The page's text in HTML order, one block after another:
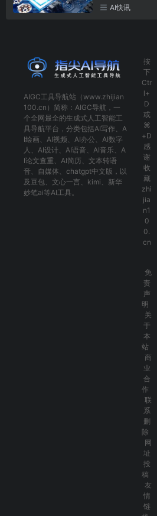
AI快讯
AIGC工具导航站（www.zhijian
100.cn）简称： AIGC导航 ，一
个全网最全的生成式人工智能工
具导航平台，分类包括AI写作 、 A
I绘画 、 AI视频 、 AI办公 、 AI数字
人 、 AI设计、 AI语音、 AI音乐、 A
I论文查重 、 AI简历 、 文本转语
音、 自媒体 、 chatgpt中文版 ，以
及 豆包、 文心一言 、 kimi 、 新华
妙笔ai等AI工具。
按
下
Ctr
l+
D
或
⌘
+D
感
谢
收
藏
zhi
jia
n1
0
0.
cn
免
责
声
明
关
于
本
站
商
业
合
作
联
系
删
除
网
址
投
稿
友
情
链